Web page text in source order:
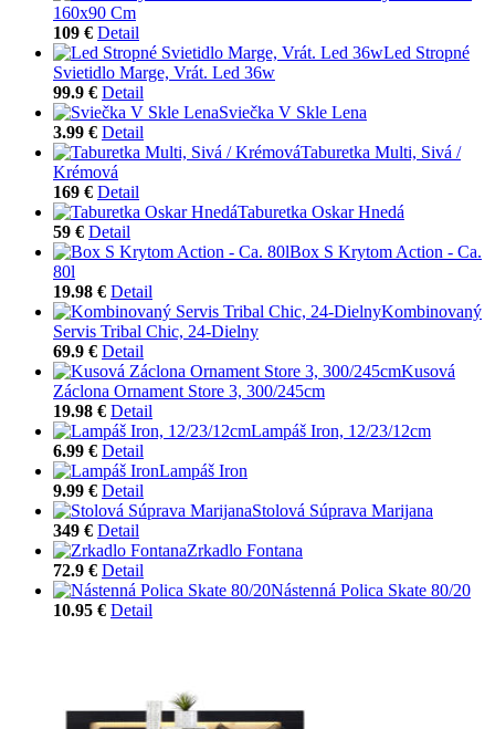
160x90 Cm
109 € Detail
Led Stropné
Svietidlo Marge, Vrát. Led 36w
99.9 € Detail
Sviečka V Skle Lena
3.99 € Detail
Taburetka Multi, Sivá /
Krémová
169 € Detail
Taburetka Oskar Hnedá
59 € Detail
Box S Krytom Action - Ca.
80l
19.98 € Detail
Kombinovaný
Servis Tribal Chic, 24-Dielny
69.9 € Detail
Kusová
Záclona Ornament Store 3, 300/245cm
19.98 € Detail
Lampáš Iron, 12/23/12cm
6.99 € Detail
Lampáš Iron
9.99 € Detail
Stolová Súprava Marijana
349 € Detail
Zrkadlo Fontana
72.9 € Detail
Nástenná Polica Skate 80/20
10.95 € Detail